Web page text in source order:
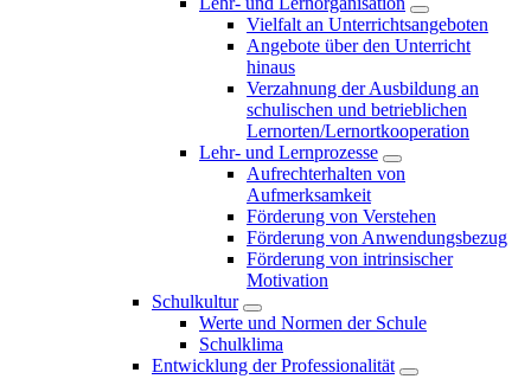
Vielfalt an Unterrichtsangeboten
Angebote über den Unterricht
hinaus
Verzahnung der Ausbildung an
schulischen und betrieblichen
Lernorten/Lernortkooperation
Lehr- und Lernprozesse
Aufrechterhalten von
Aufmerksamkeit
Förderung von Verstehen
Förderung von Anwendungsbezug
Förderung von intrinsischer
Motivation
Schulkultur
Werte und Normen der Schule
Schulklima
Entwicklung der Professionalität